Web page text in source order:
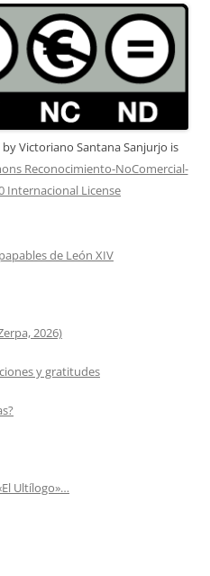
byVictoriano Santana Sanjurjo is
Reconocimiento-NoComercial-
Internacional License
de León XIV
2026)
y gratitudes
Ultílogo»…